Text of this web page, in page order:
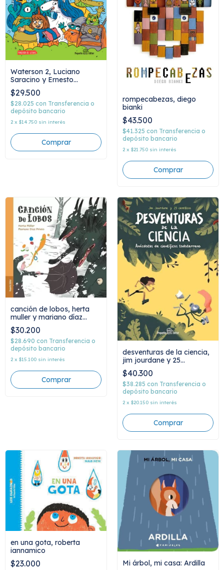
Waterson 2, Luciano
Saracino y Ernesto
Guerrero
$29.500
$28.025 con Transferencia o
depósito bancario
2 x $14.750 sin interés
rompecabezas, diego
bianki
$43.500
$41.325 con Transferencia o
depósito bancario
2 x $21.750 sin interés
canción de lobos, herta
muller y mariano díaz
prieto
$30.200
$28.690 con Transferencia o
depósito bancario
2 x $15.100 sin interés
desventuras de la ciencia,
jim jourdane y 25
científicos
$40.300
$38.285 con Transferencia o
depósito bancario
2 x $20.150 sin interés
en una gota, roberta
iannamico
$23.000 Mi árbol, mi casa: Ardilla